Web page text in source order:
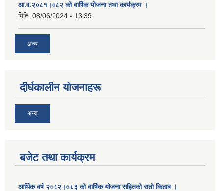
आ.व.२०८१।०८२ को बार्षिक योजना तथा कार्यक्रम ।
मिति: 08/06/2024 - 13:39
अन्य
दीर्घकालीन योजनाहरू
अन्य
बजेट तथा कार्यक्रम
आर्थिक वर्ष २०८२।०८३ को वार्षिक योजना सहितको रातो किताब ।